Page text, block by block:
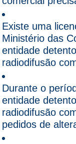
Existe uma
Ministério das
entidade
radiodifusão
Durante o
entidade
radiodifusão
pedidos de